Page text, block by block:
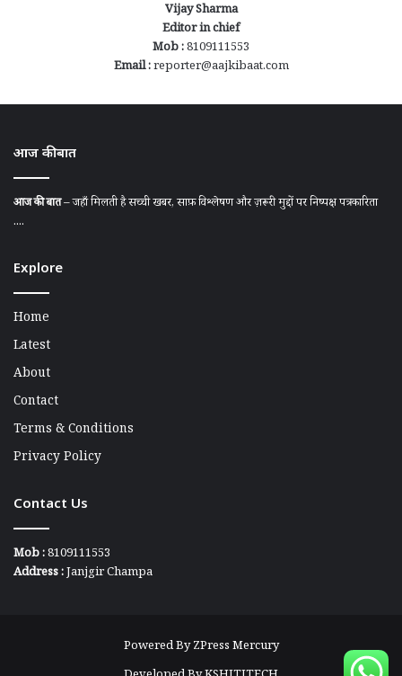
Vijay Sharma
Editor in chief
Mob :8109111553
Email :reporter@aajkibaat.com
आज की बात
आज की बात– जहाँ मिलती है सच्ची खबर, साफ़ विश्लेषण और ज़रूरी मुद्दों पर निष्पक्ष पत्रकारिता
....
Explore
Home
Latest
About
Contact
Terms & Conditions
Privacy Policy
Contact Us
Mob :8109111553
Address :Janjgir Champa
Powered ByZPress Mercury